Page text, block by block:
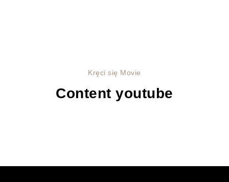
Kręci się Movie
Content youtube